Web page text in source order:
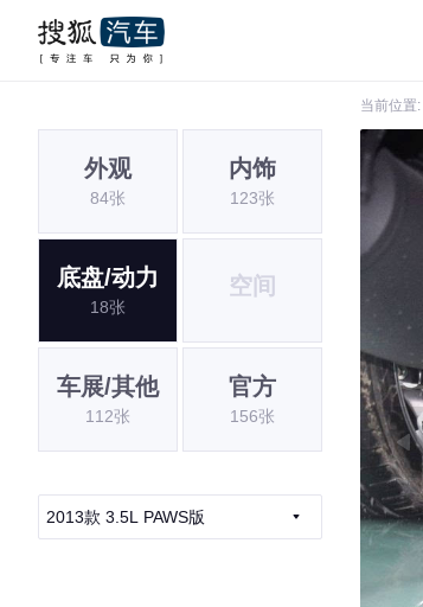
当前位置:
外观
84张
内饰
123张
底盘/动力
18张
空间
车展/其他
112张
官方
156张
2013款 3.5L PAWS版